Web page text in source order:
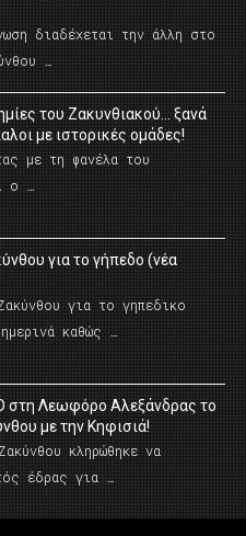
διαδέχεται την άλλη στο
…
του Ζακυνθιακού… ξανά
με ιστορικές ομάδες!
με τη φανέλα του
ο …
για το γήπεδο (νέα
για το γηπεδικο
καθώς …
στη Λεωφόρο Αλεξάνδρας το
με την Κηφισιά!
κληρώθηκε να
έδρας για …